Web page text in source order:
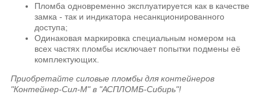
Пломба одновременно эксплуатируется как в качестве
замка - так и индикатора несанкционированного
доступа;
Одинаковая маркировка специальным номером на
всех частях пломбы исключает попытки подмены её
комплектующих.
Приобретайте силовые пломбы для контейнеров
"Контейнер-Сил-М" в "АСПЛОМБ-Сибирь"!